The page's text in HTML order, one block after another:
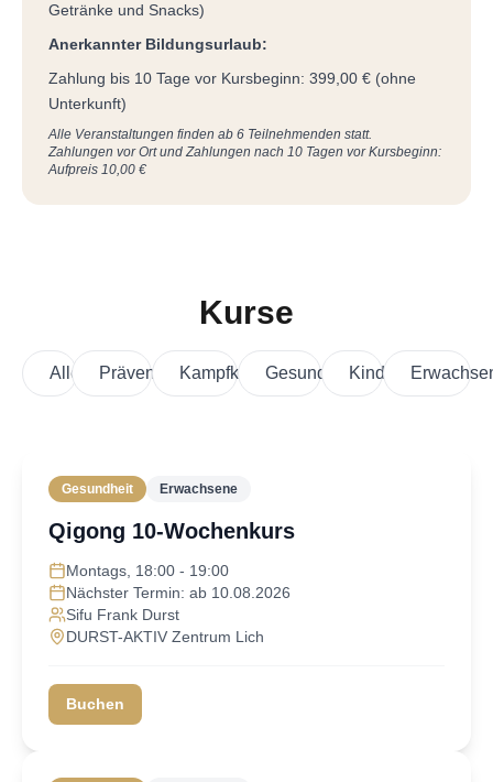
Getränke und Snacks)
Anerkannter Bildungsurlaub:
Zahlung bis 10 Tage vor Kursbeginn: 399,00 € (ohne
Unterkunft)
Alle Veranstaltungen finden ab 6 Teilnehmenden statt.
Zahlungen vor Ort und Zahlungen nach 10 Tagen vor Kursbeginn:
Aufpreis 10,00 €
Kurse
Alle PräventionKampfkunstGesundheitKinder
Gesundheit Erwachsene
Qigong 10-Wochenkurs
Montags, 18:00 - 19:00
Nächster Termin: ab 10.08.2026
Sifu Frank Durst
DURST-AKTIV Zentrum Lich
Buchen